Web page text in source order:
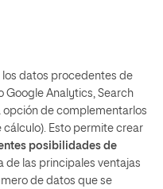
los datos procedentes de
Analytics, Search
de complementarlos
cálculo). Esto permite crear
posibilidades de
de las principales ventajas
de datos que se